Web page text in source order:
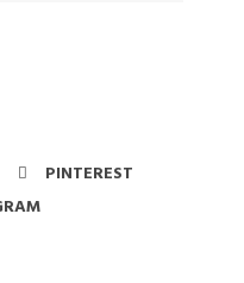
PINTEREST